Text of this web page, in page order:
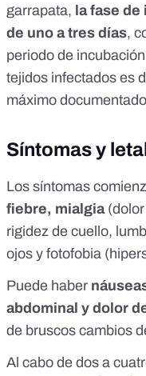
garrapata, la fase
de uno a tres días,
periodo de
tejidos infectados es
máximo
Síntomas y
Los síntomas
fiebre, mialgia(dolor
rigidez de cuello,
ojos y fotofobia
Puede haber
abdominal y dolor
de bruscos cambios
Al cabo de dos a